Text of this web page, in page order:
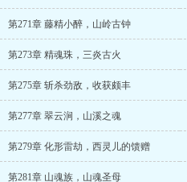
第271章 藤精小醉，山岭古钟
第273章 精魂珠，三炎古火
第275章 斩杀劲敌，收获颇丰
第277章 翠云涧，山溪之魂
第279章 化形雷劫，西灵儿的馈赠
第281章 山魂族，山魂圣母